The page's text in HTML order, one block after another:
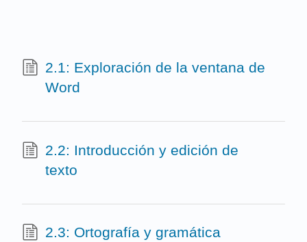
2.1: Exploración de la ventana de
Word
2.2: Introducción y edición de
texto
2.3: Ortografía y gramática